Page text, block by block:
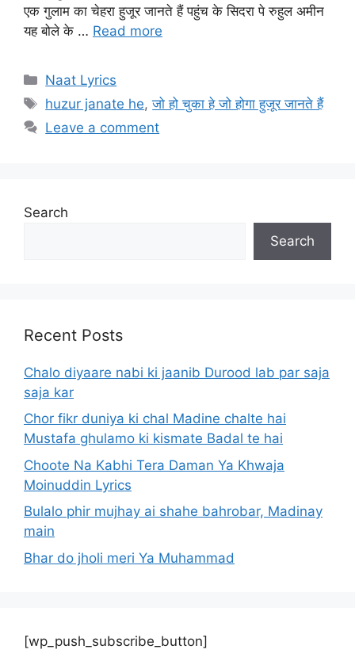
एक गुलाम का चेहरा हुजूर जानते हैं पहुंच के सिदरा पे रुहुल अमीन
यह बोले के … Read more
Categories
Naat Lyrics
Tags
huzur janate he,जो हो चुका हे जो होगा हुजूर जानते हैं
Leave a comment
Search
Search
Recent Posts
Chalo diyaare nabi ki jaanib Durood lab par saja
saja kar
Chor fikr duniya ki chal Madine chalte hai
Mustafa ghulamo ki kismate Badal te hai
Choote Na Kabhi Tera Daman Ya Khwaja
Moinuddin Lyrics
Bulalo phir mujhay ai shahe bahrobar, Madinay
main
Bhar do jholi meri Ya Muhammad
[wp_push_subscribe_button]